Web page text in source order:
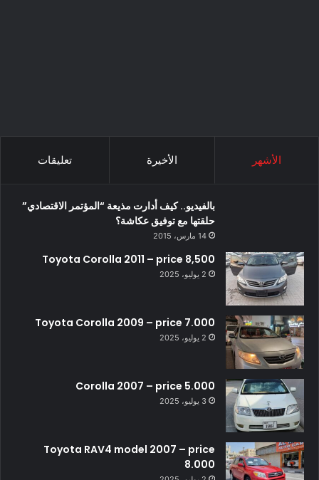
الأشهر الأخيرة تعليقات
بالفيديو.. كيف أدارت مذيعة “المؤتمر الاقتصادي”
حلقتها مع توفيق عكاشة؟
14 مارس، 2015
Toyota Corolla 2011 – price 8,500
2 يوليو، 2025
Toyota Corolla 2009 – price 7.000
2 يوليو، 2025
Corolla 2007 – price 5.000
3 يوليو، 2025
Toyota RAV4 model 2007 – price
8.000